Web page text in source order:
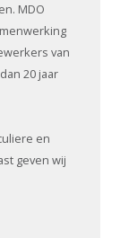
MDO
van
20 jaar
en
geven wij